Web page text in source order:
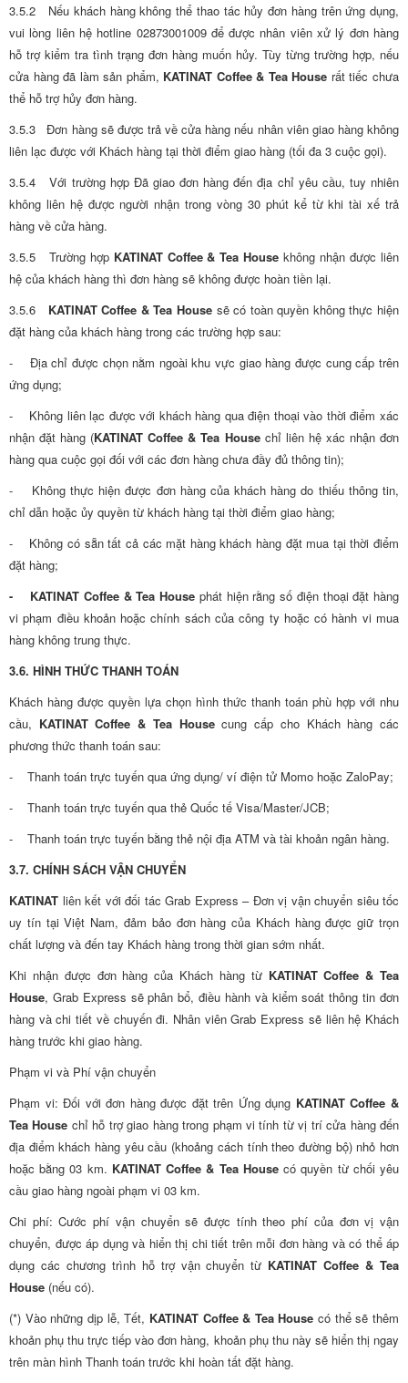
3.5.2 Nếu khách hàng không thể thao tác hủy đơn hàng trên ứng dụng,
vui lòng liên hệ hotline 02873001009 để được nhân viên xử lý đơn hàng
hỗ trợ kiểm tra tình trạng đơn hàng muốn hủy. Tùy từng trường hợp, nếu
cửa hàng đã làm sản phẩm, KATINAT Coffee & Tea House rất tiếc chưa
thể hỗ trợ hủy đơn hàng.
3.5.3 Đơn hàng sẽ được trả về cửa hàng nếu nhân viên giao hàng không
liên lạc được với Khách hàng tại thời điểm giao hàng (tối đa 3 cuộc gọi).
3.5.4 Với trường hợp Đã giao đơn hàng đến địa chỉ yêu cầu, tuy nhiên
không liên hệ được người nhận trong vòng 30 phút kể từ khi tài xế trả
hàng về cửa hàng.
3.5.5 Trường hợp KATINAT Coffee & Tea House không nhận được liên
hệ của khách hàng thì đơn hàng sẽ không được hoàn tiền lại.
3.5.6 KATINAT Coffee & Tea House sẽ có toàn quyền không thực hiện
đặt hàng của khách hàng trong các trường hợp sau:
- Địa chỉ được chọn nằm ngoài khu vực giao hàng được cung cấp trên
ứng dụng;
- Không liên lạc được với khách hàng qua điện thoại vào thời điểm xác
nhận đặt hàng (KATINAT Coffee & Tea Housechỉ liên hệ xác nhận đơn
hàng qua cuộc gọi đối với các đơn hàng chưa đầy đủ thông tin);
- Không thực hiện được đơn hàng của khách hàng do thiếu thông tin,
chỉ dẫn hoặc ủy quyền từ khách hàng tại thời điểm giao hàng;
- Không có sẵn tất cả các mặt hàng khách hàng đặt mua tại thời điểm
đặt hàng;
- KATINAT Coffee & Tea House phát hiện rằng số điện thoại đặt hàng
vi phạm điều khoản hoặc chính sách của công ty hoặc có hành vi mua
hàng không trung thực.
3.6. HÌNH THỨC THANH TOÁN
Khách hàng được quyền lựa chọn hình thức thanh toán phù hợp với nhu
cầu, KATINAT Coffee & Tea Housecung cấp cho Khách hàng các
phương thức thanh toán sau:
- Thanh toán trực tuyến qua ứng dụng/ ví điện tử Momo hoặc ZaloPay;
- Thanh toán trực tuyến qua thẻ Quốc tế Visa/Master/JCB;
- Thanh toán trực tuyến bằng thẻ nội địa ATM và tài khoản ngân hàng.
3.7. CHÍNH SÁCH VẬN CHUYỂN
KATINAT liên kết với đối tác Grab Express – Đơn vị vận chuyển siêu tốc
uy tín tại Việt Nam, đảm bảo đơn hàng của Khách hàng được giữ trọn
chất lượng và đến tay Khách hàng trong thời gian sớm nhất.
Khi nhận được đơn hàng của Khách hàng từ KATINAT Coffee & Tea
House, Grab Express sẽ phân bổ, điều hành và kiểm soát thông tin đơn
hàng và chi tiết về chuyến đi. Nhân viên Grab Express sẽ liên hệ Khách
hàng trước khi giao hàng.
Phạm vi và Phí vận chuyển
Phạm vi: Đối với đơn hàng được đặt trên Ứng dụng KATINAT Coffee &
Tea House chỉ hỗ trợ giao hàng trong phạm vi tính từ vị trí cửa hàng đến
địa điểm khách hàng yêu cầu (khoảng cách tính theo đường bộ) nhỏ hơn
hoặc bằng 03 km. KATINAT Coffee & Tea Housecó quyền từ chối yêu
cầu giao hàng ngoài phạm vi 03 km.
Chi phí: Cước phí vận chuyển sẽ được tính theo phí của đơn vị vận
chuyển, được áp dụng và hiển thị chi tiết trên mỗi đơn hàng và có thể áp
dụng các chương trình hỗ trợ vận chuyển từ KATINAT Coffee & Tea
House (nếu có).
(*) Vào những dịp lễ, Tết, KATINAT Coffee & Tea House có thể sẽ thêm
khoản phụ thu trực tiếp vào đơn hàng, khoản phụ thu này sẽ hiển thị ngay
trên màn hình Thanh toán trước khi hoàn tất đặt hàng.